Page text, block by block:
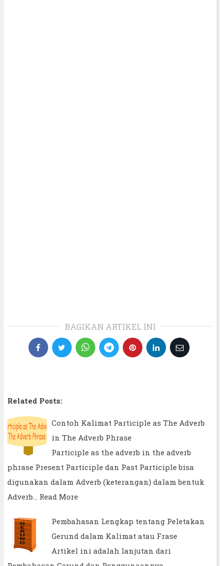
BAGIKAN ARTIKEL INI
Related Posts:
Contoh Kalimat Participle as The Adverb
in The Adverb Phrase
Participle as the adverb in the adverb
phrase Present Participle dan Past Participle bisa
digunakan dalam Adverb (keterangan) dalam bentuk
Adverb…
Read More
Pembahasan Lengkap tentang Peletakan
Gerund dalam Kalimat atau Frase
Artikel ini adalah lanjutan dari